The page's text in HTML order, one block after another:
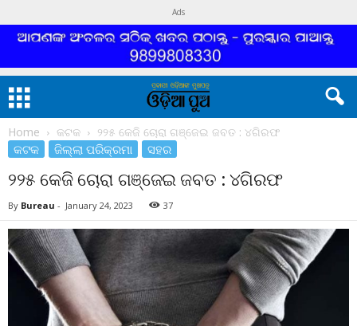
Ads
Home କଟକ ୨୨୫ କେଜି ଚୋରା ଗଞ୍ଜେଇ ଜବତ : ୪ଗିରଫ
କଟକ ଜିଲ୍ଲା ପରିକ୍ରମା ସହର
୨୨୫ କେଜି ଚୋରା ଗଞ୍ଜେଇ ଜବତ : ୪ଗିରଫ
By Bureau - January 24, 2023 37